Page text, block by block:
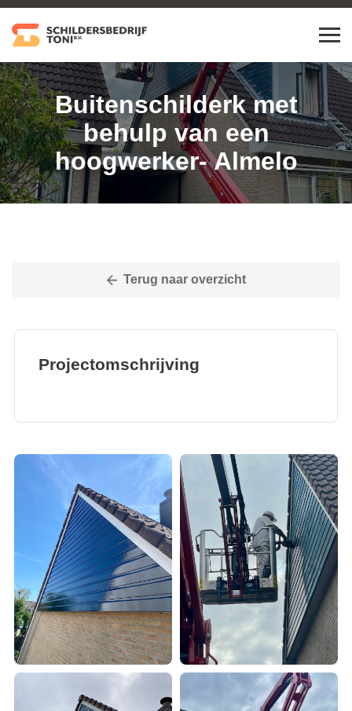
Buitenschilderk met
behulp van een
hoogwerker- Almelo
Terug naar overzicht
Projectomschrijving